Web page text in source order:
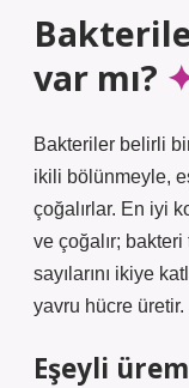
var mı?
Bakteriler belirli
ikili bölünmeyle,
çoğalırlar. En iyi
ve çoğalır;
sayılarını ikiye
yavru hücre üretir.
Eşeyli